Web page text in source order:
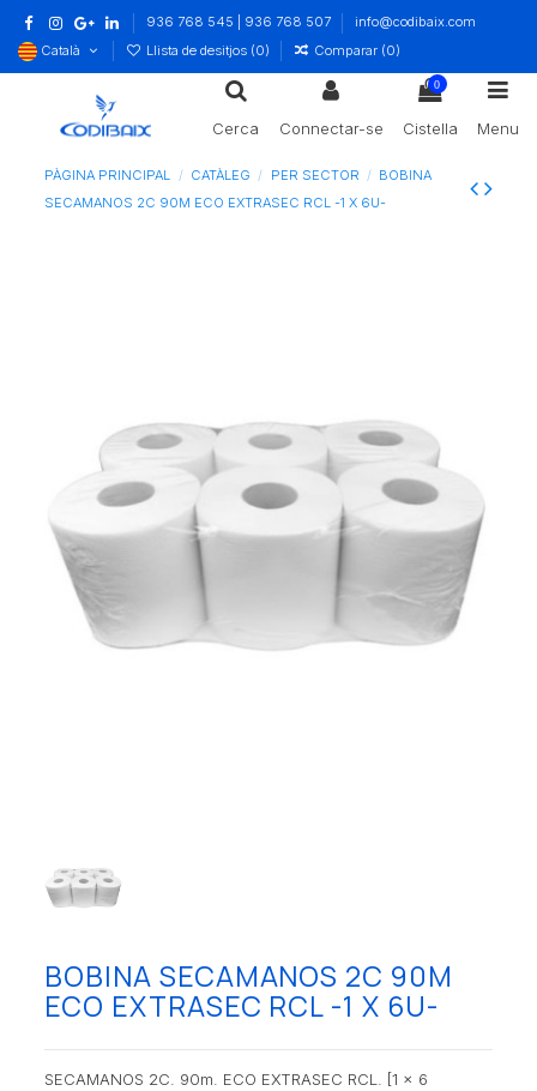
936 768 545 | 936 768 507
info@codibaix.com
Català
Llista de desitjos (0) Comparar (0)
Cerca Connectar-se
0
Cistella Menu
PÀGINA PRINCIPAL CATÀLEG PER SECTOR
BOBINA
SECAMANOS 2C 90M ECO EXTRASEC RCL -1 X 6U-
BOBINA SECAMANOS 2C 90M
ECO EXTRASEC RCL -1 X 6U-
SECAMANOS 2C. 90m. ECO EXTRASEC RCL. [1 x 6